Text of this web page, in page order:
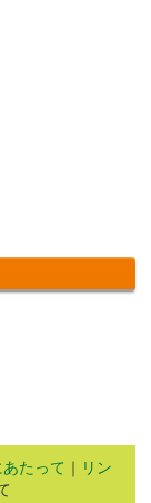
たって ｜ リン